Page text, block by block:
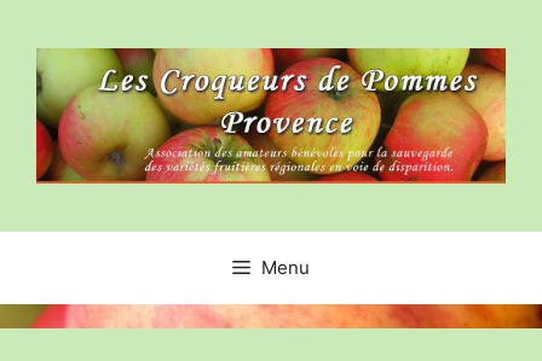
contenu
Menu